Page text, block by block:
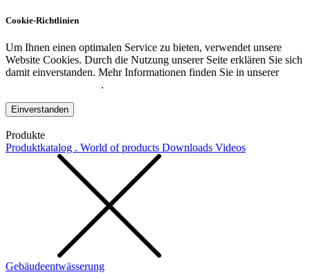
Cookie-Richtlinien
Um Ihnen einen optimalen Service zu bieten, verwendet unsere
Website Cookies. Durch die Nutzung unserer Seite erklären Sie sich
damit einverstanden. Mehr Informationen finden Sie in unserer
.
Einverstanden
Produkte
Produktkatalog . World of products Downloads Videos
Gebäudeentwässerung